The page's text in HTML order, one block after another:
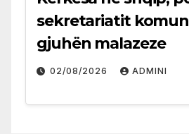
sekretariatit
gjuhën malazeze
02/08/2026 ADMINI